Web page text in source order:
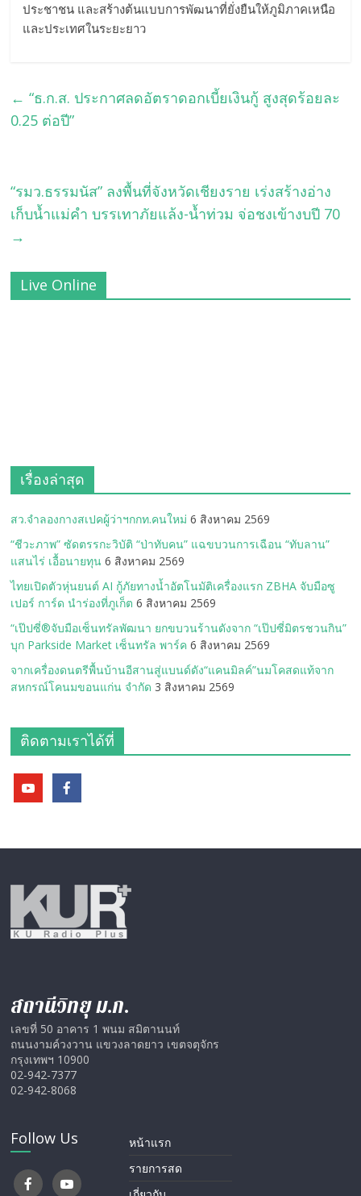
ประชาชน และสร้างต้นแบบการพัฒนาที่ยั่งยืนให้ภูมิภาคเหนือ
และประเทศในระยะยาว
← “ธ.ก.ส. ประกาศลดอัตราดอกเบี้ยเงินกู้ สูงสุดร้อยละ
0.25 ต่อปี”
“รมว.ธรรมนัส” ลงพื้นที่จังหวัดเชียงราย เร่งสร้างอ่าง
เก็บน้ำแม่คำ บรรเทาภัยแล้ง-น้ำท่วม จ่อชงเข้างบปี 70
→
Live Online
เรื่องล่าสุด
สว.จำลองกางสเปคผู้ว่าฯกกท.คนใหม่ 6 สิงหาคม 2569
“ชีวะภาพ” ซัดตรรกะวิบัติ “ป่าทับคน” แฉขบวนการเฉือน “ทับลาน”
แสนไร่ เอื้อนายทุน 6 สิงหาคม 2569
ไทยเปิดตัวหุ่นยนต์ AI กู้ภัยทางน้ำอัตโนมัติเครื่องแรก ZBHA จับมือซู
เปอร์ การ์ด นำร่องที่ภูเก็ต 6 สิงหาคม 2569
“เป๊ปซี่®จับมือเซ็นทรัลพัฒนา ยกขบวนร้านดังจาก “เป๊ปซี่มิตรชวนกิน”
บุก Parkside Market เซ็นทรัล พาร์ค 6 สิงหาคม 2569
จากเครื่องดนตรีพื้นบ้านอีสานสู่แบนด์ดัง“แคนมิลค์”นมโคสดแท้จาก
สหกรณ์โคนมขอนแก่น จำกัด 3 สิงหาคม 2569
ติดตามเราได้ที่
สถานีวิทยุ ม.ก.
เลขที่ 50 อาคาร 1 พนม สมิตานนท์
ถนนงามค์วงวาน แขวงลาดยาว เขตจตุจักร
กรุงเทพฯ 10900
02-942-7377
02-942-8068
Follow Us
หน้าแรก
รายการสด